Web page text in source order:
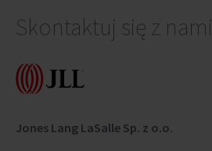
Skontaktuj się z nami
Jones Lang LaSalle Sp. z o.o.